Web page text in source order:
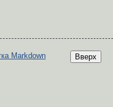
Вверх
Markdown